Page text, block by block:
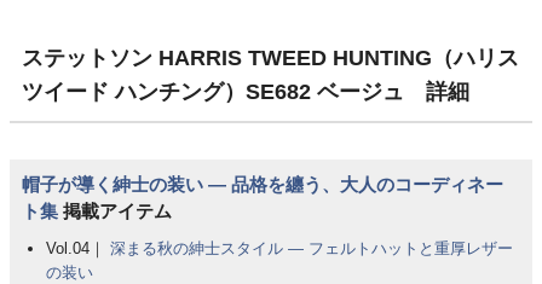
ステットソン HARRIS TWEED HUNTING（ハリス
ツイード ハンチング）SE682 ベージュ 詳細
帽子が導く紳士の装い ― 品格を纏う、大人のコーディネー
ト集 掲載アイテム
Vol.04｜ 深まる秋の紳士スタイル ― フェルトハットと重厚レザー
の装い